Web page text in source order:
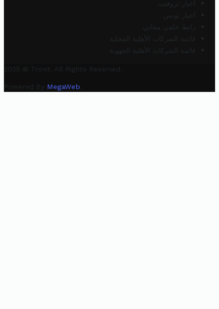
أخبار تروفيت
أخبار تونس
رابط خلفي مجاني
قائمة الشركات الأهلية المحلية
قائمة الشركات الأهلية الجهوية
2025 © Trovit. All Rights Reserved.
Powered By MegaWeb